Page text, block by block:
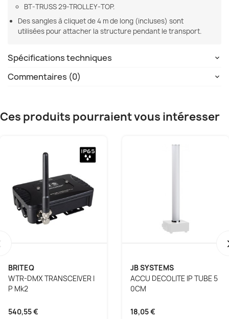
BT-TRUSS 29-TROLLEY-TOP.
Des sangles à cliquet de 4 m de long (incluses) sont
utilisées pour attacher la structure pendant le transport.
Spécifications techniques
Commentaires (0)
Ces produits pourraient vous intéresser
BRITEQ
WTR-DMX TRANSCEIVER I
P Mk2
540,55 €
JB SYSTEMS
ACCU DECOLITE IP TUBE 5
0CM
18,05 €